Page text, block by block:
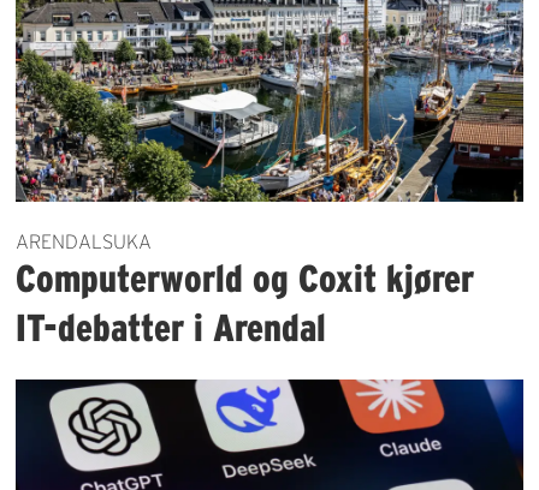
ARENDALSUKA
Computerworld og Coxit kjører
IT-debatter i Arendal